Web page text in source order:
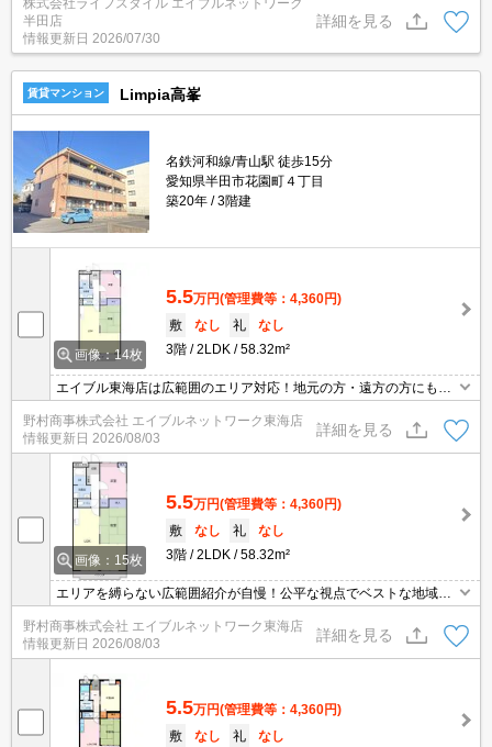
株式会社ライフスタイル エイブルネットワーク
半田店
情報更新日 2026/07/30
詳細を見る
賃貸マンション Limpia高峯
名鉄河和線/青山駅 徒歩15分
愛知県半田市花園町４丁目
築20年
3階建
画像：14枚
5.5万円(管理費等：4,360円)
敷
なし 礼
なし
3階
2LDK 58.32m²
エイブル東海店は広範囲のエリア対応！地元の方・遠方の方にも公
平な視点で提案♪見るだけ・オンライン可！
野村商事株式会社 エイブルネットワーク東海店
情報更新日 2026/08/03
詳細を見る
画像：15枚
5.5万円(管理費等：4,360円)
敷
なし 礼
なし
3階
2LDK 58.32m²
エリアを縛らない広範囲紹介が自慢！公平な視点でベストな地域を
ご提案します。現地集合・オンライン対応！
野村商事株式会社 エイブルネットワーク東海店
情報更新日 2026/08/03
詳細を見る
5.5万円(管理費等：4,360円)
敷
なし 礼
なし